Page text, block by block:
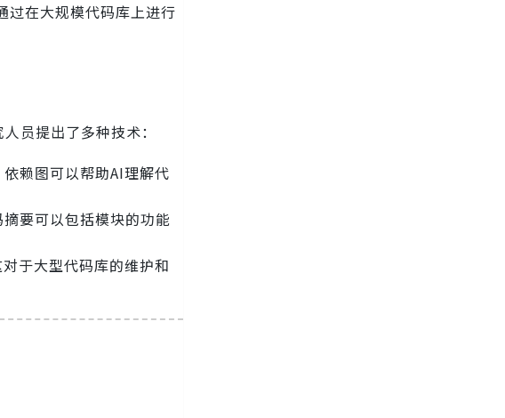
在大规模代码库上进行
员提出了多种技术：
赖图可以帮助AI理解代
要可以包括模块的功能
于大型代码库的维护和